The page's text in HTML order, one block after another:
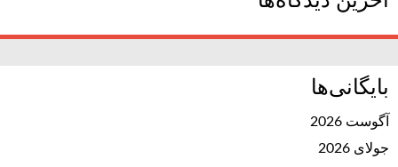
بایگانی‌ها
آگوست 2026
جولای 2026